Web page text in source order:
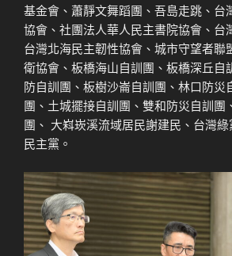
基金會、蕭靜文舞蹈團、吾島走跳、台
協會、社團法人華人民主書院協會、台
台灣北海民主韌性協會、城市守望者聯
衛協會、板橋海山自訓團、板橋深丘自
防自訓團、板樹沙崙自訓團、林口防災
團、土城擺接自訓團、雙和防災自訓團
團、 大嵙崁溪流域居民謝建民、台灣
民主黨。